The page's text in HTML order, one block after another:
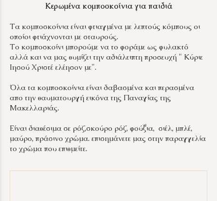
Κερωμένα κομποσκοίνια για παιδιά
Τα κομποσκοίνια είναι φτιαγμένα με λεπτούς κόμπους οι
οποίοι φτιάχνονται με σταυρούς.
Το κομποσκοίνι μπορούμε να το φοράμε ως φυλακτό
αλλά και να μας θυμίζει την αδιάλειπτη προσευχή " Κύριε
Ιησού Χριστέ ελέησον με".
Όλα τα κομποσκοίνια είναι δαβασμένα και περασμένα
απο την θαυματουργή εικόνα της Παναγίας της
Μακελλαριάς.
Είναι διαθέσιμα σε ρόζ,σκούρο ρόζ, φούξια, σιέλ, μπλέ,
μαύρο, πράσινο χρώμα. επισημάνετε μας στην παραγγελία
το χρώμα που επιθμείτε.